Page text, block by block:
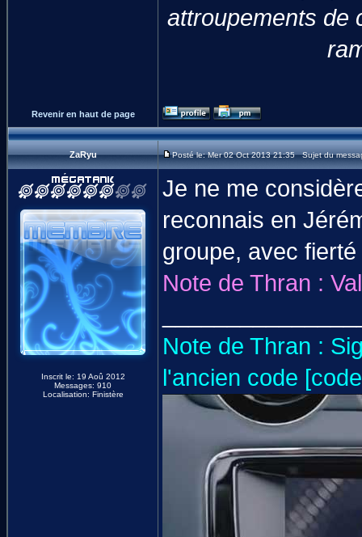
attroupements de
Revenir en haut de page
ZaRyu Posté le: Mer 02 Oct 2013 21:35 Sujet du
Inscrit le: 19 Aoû 2012
Messages: 910
Localisation: Finistère
Je ne me
reconnais en
groupe, avec fierté
Note de Thran :
Note de Thran :
l'ancien code